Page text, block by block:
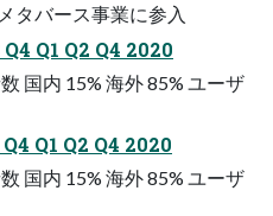
タバース事業に参入
Q1 Q2 Q4 2020
国内 15% 海外 85% ユーザ
Q1 Q2 Q4 2020
国内 15% 海外 85% ユーザ